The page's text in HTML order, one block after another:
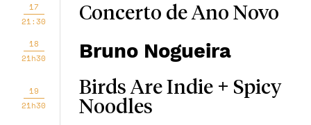
17
21:30
Concerto de Ano Novo
18
21h30
Bruno Nogueira
19
21h30
Birds Are Indie + Spicy
Noodles